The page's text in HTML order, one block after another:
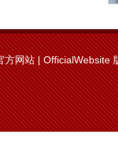
网站 | OfficialWebsite